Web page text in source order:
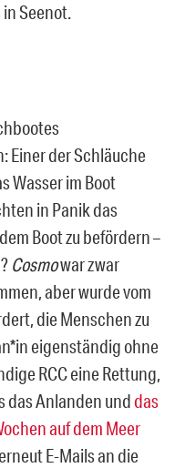
Seenot.
Einer der Schläuche
Wasser im Boot
in Panik das
Boot zu befördern –
Cosmowar zwar
aber wurde vom
die Menschen zu
eigenständig ohne
RCC eine Rettung,
das Anlanden unddas
auf dem Meer
E-Mails an die